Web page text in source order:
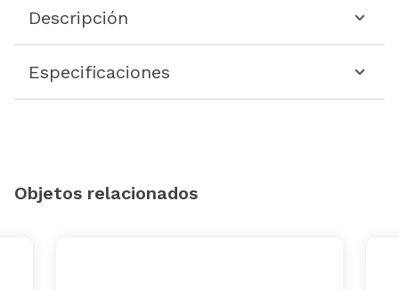
Descripción
Especificaciones
Objetos relacionados